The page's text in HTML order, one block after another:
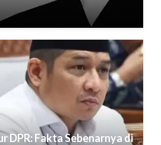
DPR: Fakta Sebenarnya di